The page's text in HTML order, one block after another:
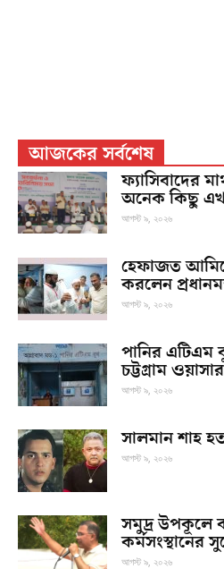
আজকের সর্বশেষ
ফ্যাসিবাদের
অনেক কিছু
আগস্ট ৯, ২০২৬
হেফাজত
করলেন
আগস্ট ৯, ২০২৬
পানির এটিএম
চট্টগ্রাম ওয়াসার
আগস্ট ৯, ২০২৬
সালমান শাহ
আগস্ট ৯, ২০২৬
সমুদ্র উপকূলে
কর্মসংস্থানের
আগস্ট ৯, ২০২৬